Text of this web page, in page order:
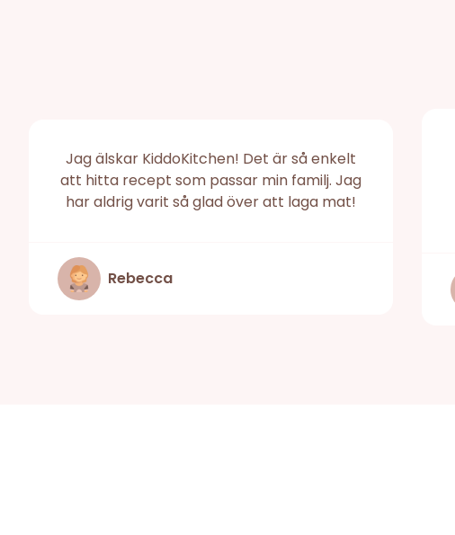
Jag älskar KiddoKitchen! Det är så enkelt
att hitta recept som passar min familj. Jag
har aldrig varit så glad över att laga mat!
Rebecca